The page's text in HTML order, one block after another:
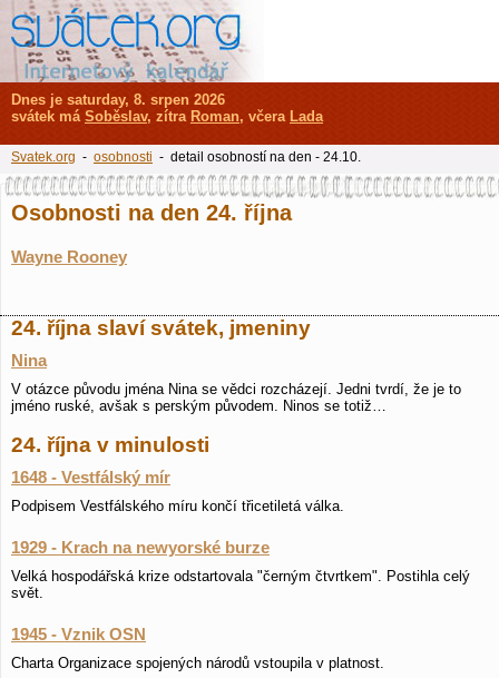
Osobnosti na den 24. října
Wayne Rooney
24. října slaví svátek, jmeniny
Nina
V otázce původu jména Nina se vědci rozcházejí. Jedni tvrdí, že je to
jméno ruské, avšak s perským původem. Ninos se totiž…
24. října v minulosti
1648 - Vestfálský mír
Podpisem Vestfálského míru končí třicetiletá válka.
1929 - Krach na newyorské burze
Velká hospodářská krize odstartovala "černým čtvrtkem". Postihla celý
svět.
1945 - Vznik OSN
Charta Organizace spojených národů vstoupila v platnost.
Dnes je saturday, 8. srpen 2026
svátek má Soběslav, zítra Roman, včera Lada
Svatek.org - osobnosti - detail osobností na den - 24.10.